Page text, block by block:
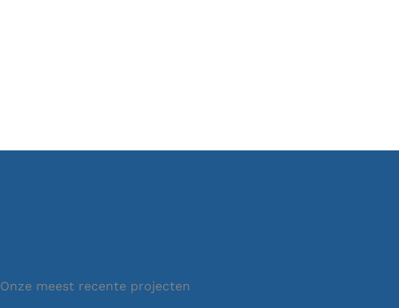
Onze meest recente projecten